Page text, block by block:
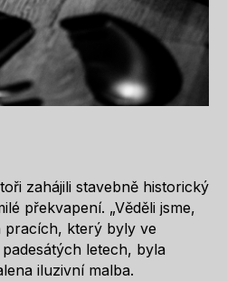
zahájili stavebně historický
překvapení. „Věděli jsme,
pracích, který byly ve
letech, byla
iluzivní malba.